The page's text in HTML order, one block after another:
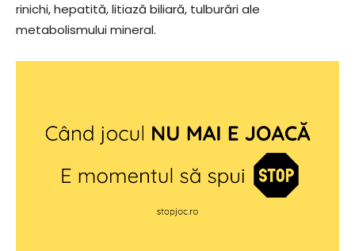
rinichi, hepatită, litiază biliară, tulburări ale
metabolismului mineral.